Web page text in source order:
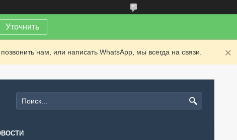
Уточнить
нам, или написать WhatsApp, мы всегда на связи.